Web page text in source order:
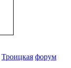
Троицкая форум